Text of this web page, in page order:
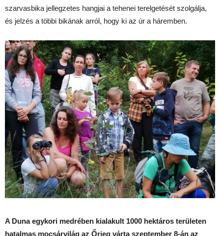
szarvasbika jellegzetes hangjai a tehenei terelgetését szolgálja,
és jelzés a többi bikának arról, hogy ki az úr a háremben.
A Duna egykori medrében kialakult 1000 hektáros területen
hatalmas mocsárvilág az Őrjeg várta szeptember 8-án az